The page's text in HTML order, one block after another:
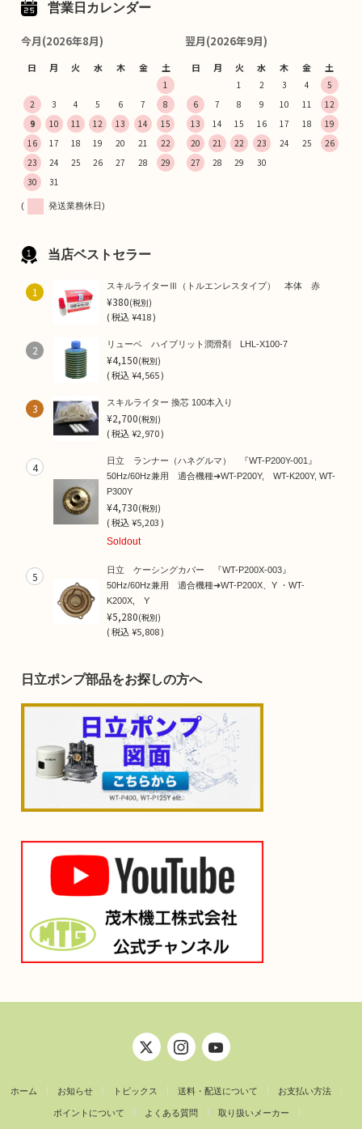
営業日カレンダー
今月(2026年8月)
日 月 火 水 木 金 土
1
2
3 4 5 6 7
8
9
10 11 12 13 14
15
16
17 18 19 20 21
22
23
24 25 26 27 28
29
30
31
翌月(2026年9月)
日 月 火 水 木 金 土
1 2 3 4
5
6
7 8 9 10 11
12
13
14 15 16 17 18
19
20
21 22 23 24 25
26
27
28 29 30
( 発送業務休日)
当店ベストセラー
1 スキルライターⅢ（トルエンレスタイプ） 本体 赤
¥380(税別)
(税込¥418 )
2 リューベ ハイブリット潤滑剤 LHL-X100-7
¥4,150(税別)
(税込¥4,565 )
3 スキルライター 換芯 100本入り
¥2,700(税別)
(税込¥2,970 )
4
日立 ランナー（ハネグルマ） 『WT-P200Y-001』
50Hz/60Hz兼用 適合機種➜WT-P200Y, WT-K200Y, WT-
P300Y
¥4,730(税別)
(税込¥5,203 )
Soldout
5
日立 ケーシングカバー 『WT-P200X-003』
50Hz/60Hz兼用 適合機種➜WT-P200X、Y ・WT-
K200X, Y
¥5,280(税別)
(税込¥5,808 )
日立ポンプ部品をお探しの方へ
ホーム お知らせ トピックス 送料・配送について お支払い方法
ポイントについて よくある質問 取り扱いメーカー